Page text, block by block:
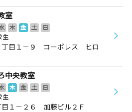
室
木 金 土
日
生
丁目１－９ コーポレス ヒロ
中央教室
木 金 土
日
生
１－２６ 加藤ビル２Ｆ